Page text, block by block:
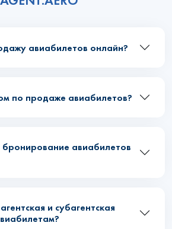
авиабилетов онлайн?
по продаже авиабилетов?
авиабилетов
и субагентская